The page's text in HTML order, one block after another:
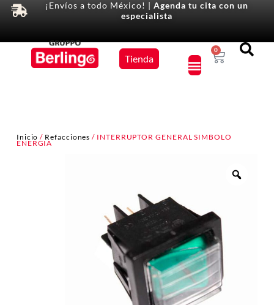
¡Envíos a todo México! | Agenda tu cita con un
especialista
Tienda
0
Inicio / Refacciones / INTERRUPTOR GENERAL SIMBOLO
ENERGIA